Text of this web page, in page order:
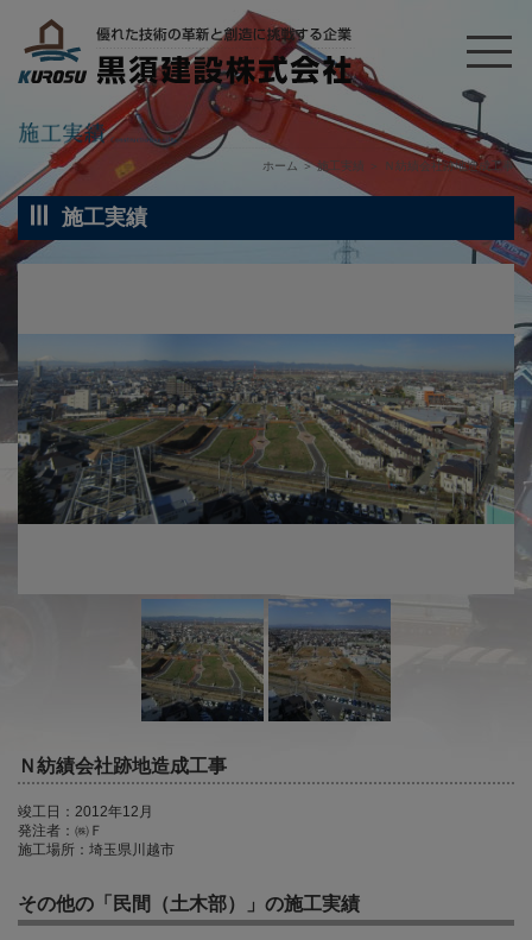
ホーム ＞ 施工実績 ＞ Ｎ紡績会社跡地造成工事
施工実績
Ｎ紡績会社跡地造成工事
竣工日：2012年12月
発注者：㈱Ｆ
施工場所：埼玉県川越市
その他の「民間（土木部）」の施工実績